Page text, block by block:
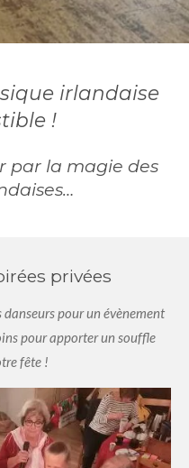
irlandaise
!
par la magie des
privées
pour un évènement
pour apporter un souffle
fête !